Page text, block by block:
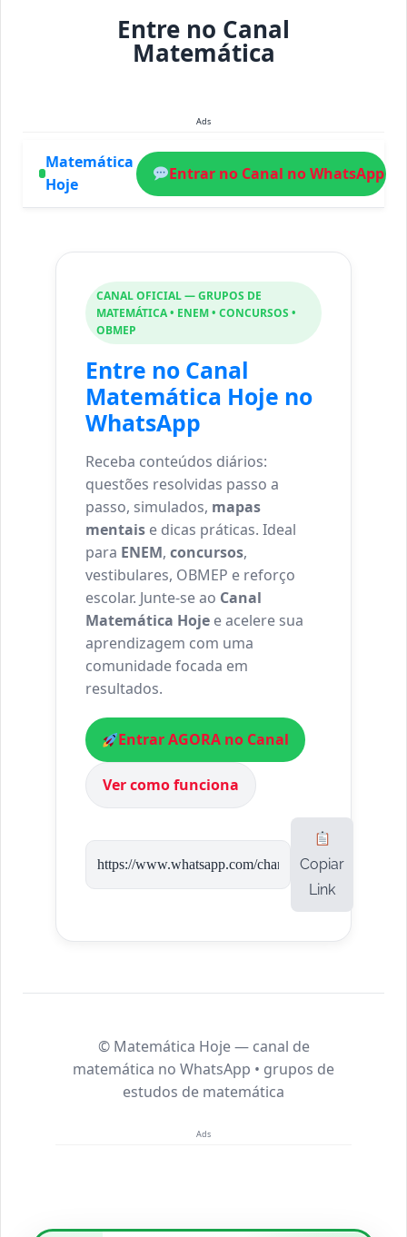
Entre no Canal
Matemática
Ads
Matemática
Hoje
Entrar no Canal no WhatsApp
CANAL OFICIAL — GRUPOS DE
MATEMÁTICA • ENEM • CONCURSOS •
OBMEP
Entre no Canal
Matemática Hoje no
WhatsApp
Receba conteúdos diários:
questões resolvidas passo a
passo, simulados, mapas
mentais e dicas práticas. Ideal
para ENEM, concursos,
vestibulares, OBMEP e reforço
escolar. Junte-se ao Canal
Matemática Hoje e acelere sua
aprendizagem com uma
comunidade focada em
resultados.
Entrar AGORA no Canal
Ver como funciona
Copiar
Link
© Matemática Hoje — canal de
matemática no WhatsApp • grupos de
estudos de matemática
Ads